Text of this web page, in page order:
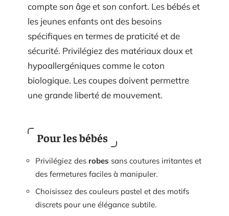
compte son âge et son confort. Les bébés et
les jeunes enfants ont des besoins
spécifiques en termes de praticité et de
sécurité. Privilégiez des matériaux doux et
hypoallergéniques comme le coton
biologique. Les coupes doivent permettre
une grande liberté de mouvement.
Pour les bébés
Privilégiez des robes sans coutures irritantes et
des fermetures faciles à manipuler.
Choisissez des couleurs pastel et des motifs
discrets pour une élégance subtile.